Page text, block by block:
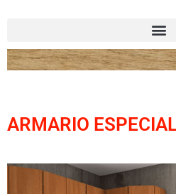
ARMARIO